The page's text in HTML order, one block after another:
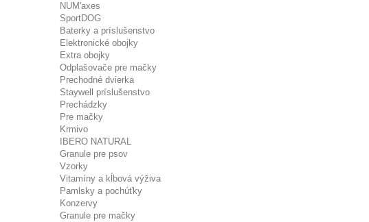
NUM'axes
SportDOG
Baterky a príslušenstvo
Elektronické obojky
Extra obojky
Odplašovače pre mačky
Prechodné dvierka
Staywell príslušenstvo
Prechádzky
Pre mačky
Krmivo
IBERO NATURAL
Granule pre psov
Vzorky
Vitamíny a kĺbová výživa
Pamlsky a pochúťky
Konzervy
Granule pre mačky